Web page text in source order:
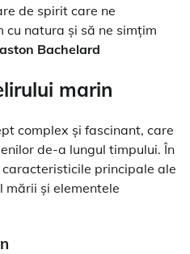
de spirit care ne
cu natura și să ne simțim
Bachelard
marin
complex și fascinant, care
de-a lungul timpului. În
principale ale
mării și elementele